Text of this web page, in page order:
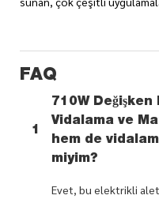
FAQ
1
710W Değişken
Vidalama ve
hem de
miyim?
Evet, bu elektrikli